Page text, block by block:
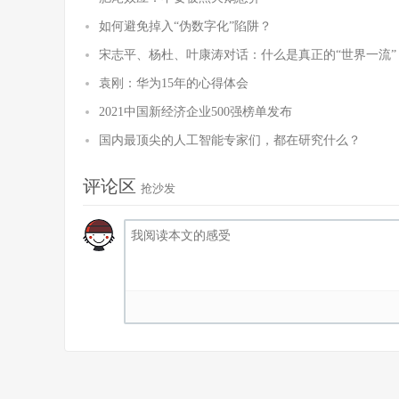
如何避免掉入“伪数字化”陷阱？
宋志平、杨杜、叶康涛对话：什么是真正的“世界一流”
袁刚：华为15年的心得体会
2021中国新经济企业500强榜单发布
国内最顶尖的人工智能专家们，都在研究什么？
评论区 抢沙发